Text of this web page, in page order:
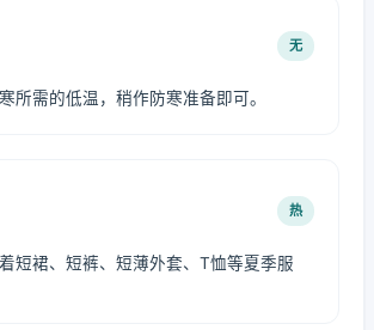
无
所需的低温，稍作防寒准备即可。
热
短裙、短裤、短薄外套、T恤等夏季服